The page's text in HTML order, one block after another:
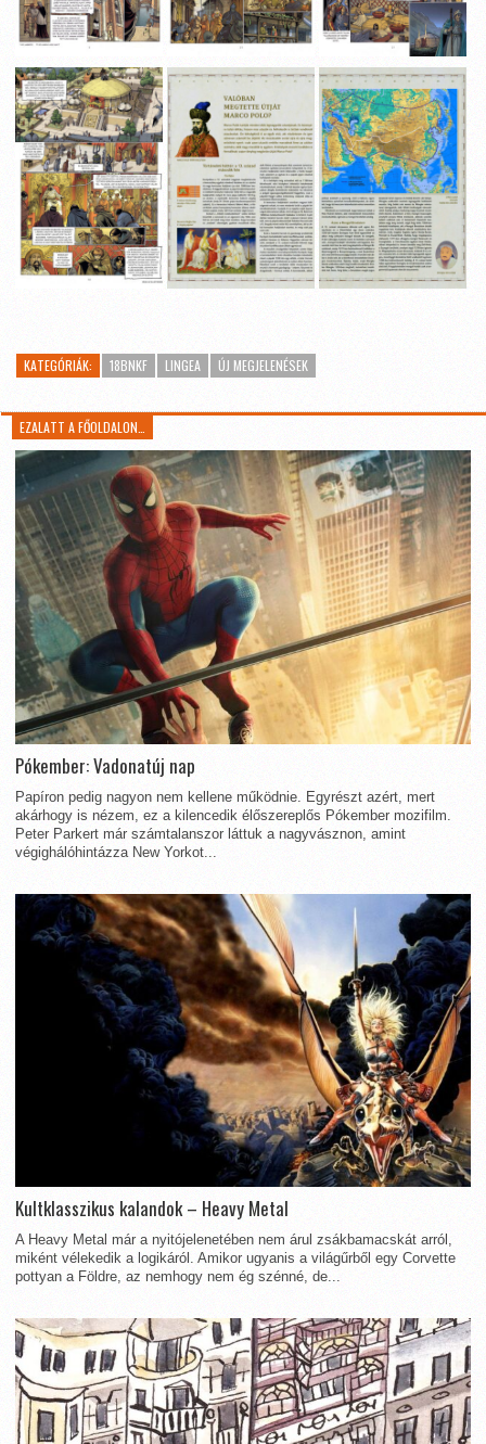
KATEGÓRIÁK: 18BNKF LINGEA ÚJ MEGJELENÉSEK
EZALATT A FŐOLDALON…
Pókember: Vadonatúj nap
Papíron pedig nagyon nem kellene működnie. Egyrészt azért, mert
akárhogy is nézem, ez a kilencedik élőszereplős Pókember mozifilm.
Peter Parkert már számtalanszor láttuk a nagyvásznon, amint
végighálóhintázza New Yorkot...
Kultklasszikus kalandok – Heavy Metal
A Heavy Metal már a nyitójelenetében nem árul zsákbamacskát arról,
miként vélekedik a logikáról. Amikor ugyanis a világűrből egy Corvette
pottyan a Földre, az nemhogy nem ég szénné, de...